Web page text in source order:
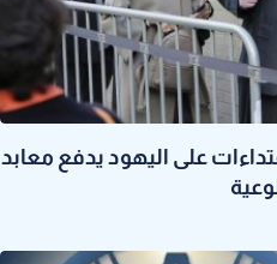
على اليهود يدفع معابد